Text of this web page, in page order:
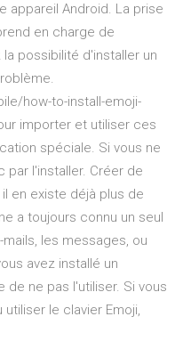
appareil Android. La prise
en charge de
possibilité d'installer un
how-to-install-emoji-
importer et utiliser ces
spéciale. Si vous ne
par l'installer. Créer de
en existe déjà plus de
a toujours connu un seul
les messages, ou
avez installé un
de ne pas l'utiliser. Si vous
le clavier Emoji,